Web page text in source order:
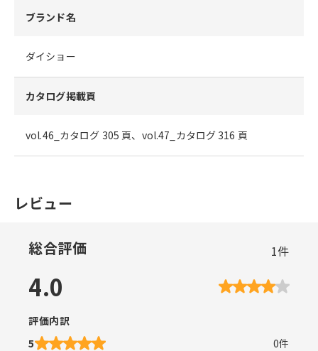
ブランド名
ダイショー
カタログ掲載頁
vol.46_カタログ 305 頁、vol.47_カタログ 316 頁
レビュー
総合評価 1件
4.0
評価内訳
5
0件